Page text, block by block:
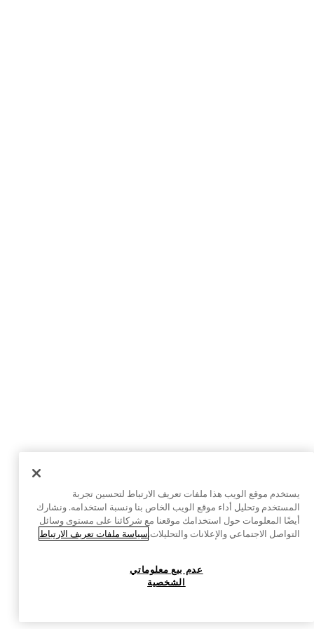
يستخدم موقع الويب هذا ملفات تعريف الارتباط لتحسين تجربة
المستخدم وتحليل أداء موقع الويب الخاص بنا ونسبة استخدامه. ونشارك
أيضًا المعلومات حول استخدامك موقعنا مع شركائنا على مستوى وسائل
التواصل الاجتماعي والإعلانات والتحليلات.سياسة ملفات تعريف الارتباط
عدم بيع معلوماتي
الشخصية